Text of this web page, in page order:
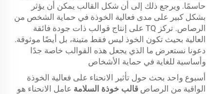
حاسمًا. ويرجع ذلك إلى أن شكل القالب يمكن أن يؤثر
بشكل كبير على مدى فعالية الخوذة في حماية الشخص من
الرصاص. تركز TQ على إنتاج قوالب ذات جودة فائقة
العالية بحيث تكون الخوذ ليس فقط متينة، بل أيضًا موثوقة.
دعونا نستعرض ما الذي يجعل هذه القوالب خاصة جدًا
وأساسية للغاية في حماية الأشخاص
أسبوع واحد بحث حول تأثير الانحناء على فعالية الخوذة
الواقية من الرصاص قالب خوذة السلامة عامل الانحناء هو